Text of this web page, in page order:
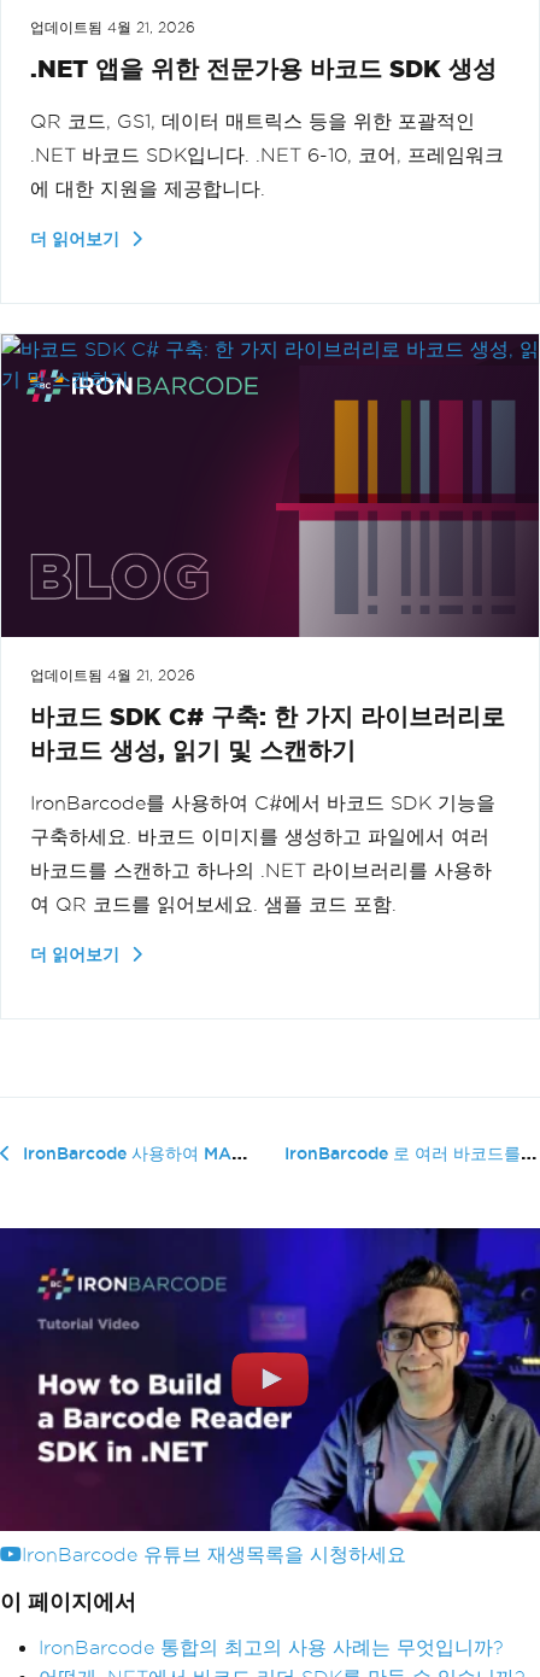
업데이트됨 4월 21, 2026
.NET 앱을 위한 전문가용 바코드 SDK 생성
QR 코드, GS1, 데이터 매트릭스 등을 위한 포괄적인
.NET 바코드 SDK입니다. .NET 6-10, 코어, 프레임워크
에 대한 지원을 제공합니다.
더 읽어보기
업데이트됨 4월 21, 2026
바코드 SDK C# 구축: 한 가지 라이브러리로
바코드 생성, 읽기 및 스캔하기
IronBarcode를 사용하여 C#에서 바코드 SDK 기능을
구축하세요. 바코드 이미지를 생성하고 파일에서 여러
바코드를 스캔하고 하나의 .NET 라이브러리를 사용하
여 QR 코드를 읽어보세요. 샘플 코드 포함.
더 읽어보기
IronBarcode 사용하여 MAUI 바코드 스캐너를 만드는 방법 IronBarcode 로 여러 바코드를...
IronBarcode 유튜브 재생목록을 시청하세요
이 페이지에서
IronBarcode 통합의 최고의 사용 사례는 무엇입니까?